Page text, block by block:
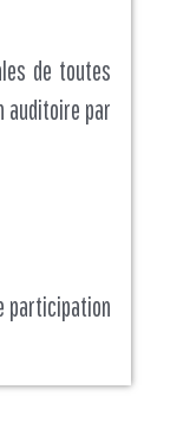
de toutes
auditoire par
participation